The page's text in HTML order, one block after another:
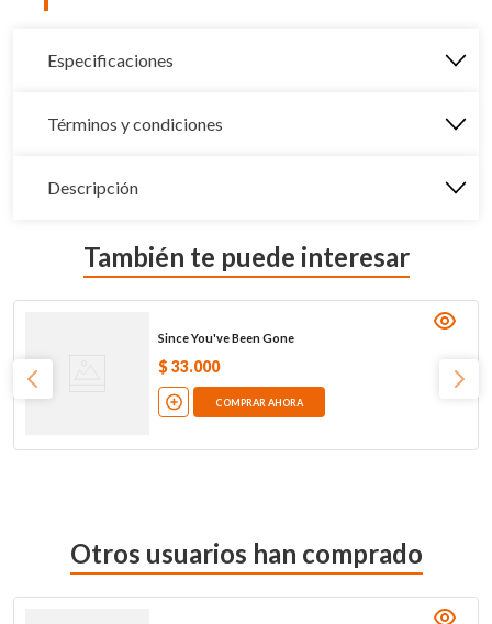
Especificaciones
Términos y condiciones
Descripción
También te puede interesar
Since You've Been Gone
$ 33.000
COMPRAR AHORA
Otros usuarios han comprado